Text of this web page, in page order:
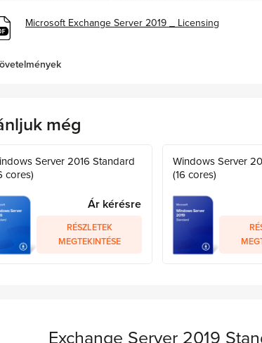
Microsoft Exchange Server 2019 _ Licensing
még
Server 2016 Standard
cores)
Ár kérésre
RÉSZLETEK
MEGTEKINTÉSE
Windows Server
(16 cores)
Exchange Server 2019